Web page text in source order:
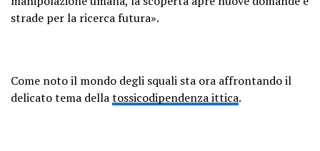
strade per la ricerca futura».
Come noto il mondo degli squali sta ora affrontando il
delicato tema dellatossicodipendenza ittica.